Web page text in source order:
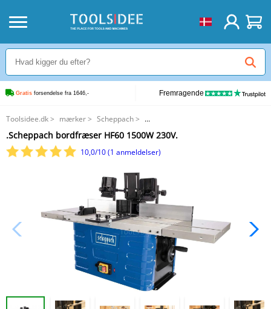
Gratis forsendelse fra 1646,- Fremragende
Toolsidee.dk> mærker> Scheppach>
.Scheppach bordfræser HF60 1500W 230V.
.Scheppach bordfræser HF60 1500W 230V.
10,0/10 (1 anmeldelser)